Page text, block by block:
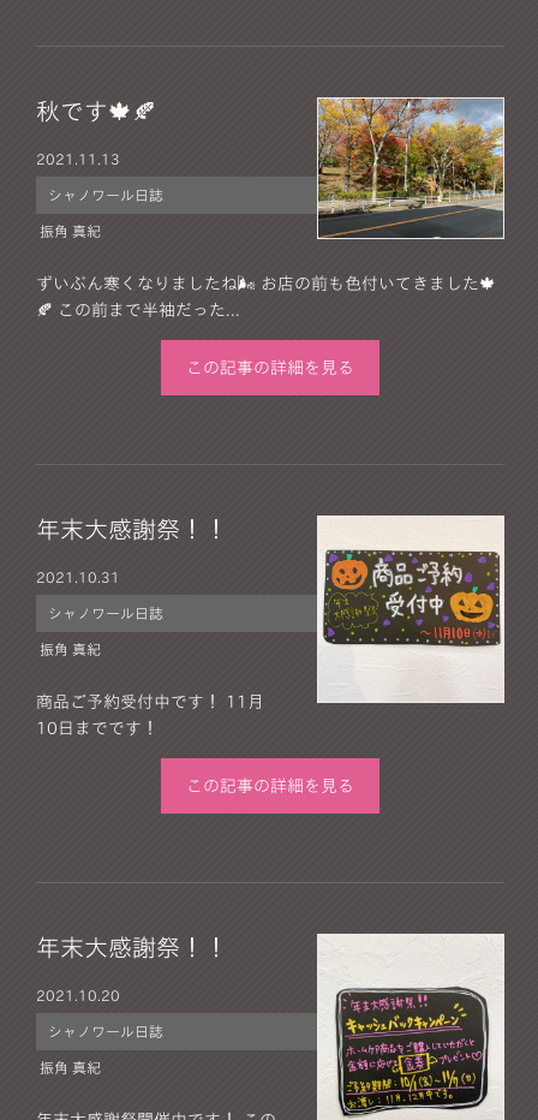
秋です🍁🍂
2021. 11.13
シャノワール日誌
振角 真紀
ずいぶん寒くなりましたね🌬 お店の前も色付いてきました🍁
🍂 この前まで半袖だった...
この記事の詳細を見る
年末大感謝祭！！
2021. 10.31
シャノワール日誌
振角 真紀
商品ご予約受付中です！ 11月
10日までです！
この記事の詳細を見る
年末大感謝祭！！
2021. 10.20
シャノワール日誌
振角 真紀